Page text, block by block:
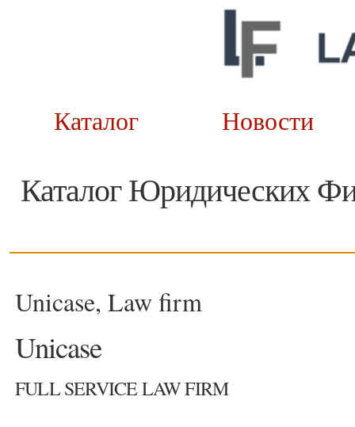
Каталог
Каталог Юридических
Unicase, Law firm
Unicase
FULL SERVICE LAW FIRM